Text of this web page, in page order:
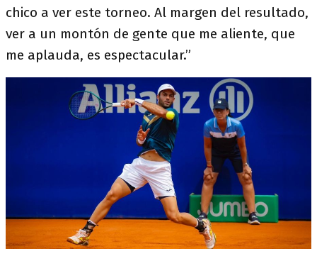
chico a ver este torneo. Al margen del resultado,
ver a un montón de gente que me aliente, que
me aplauda, es espectacular.”